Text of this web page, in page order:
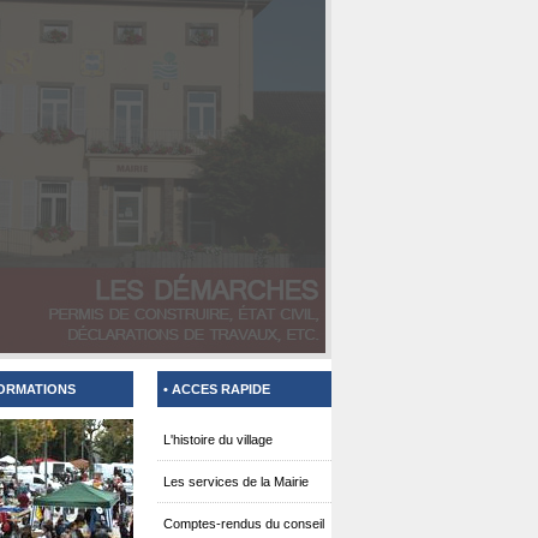
• ACCES RAPIDE
L'histoire du village
Les services de la Mairie
Comptes-rendus du conseil